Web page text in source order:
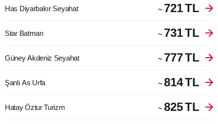
Has Diyarbakır Seyahat ~ 721TL
Star Batman ~ 731TL
Güney Akdeniz Seyahat ~ 777TL
Şanlı As Urfa ~ 814TL
Hatay Öztur Turizm ~ 825TL